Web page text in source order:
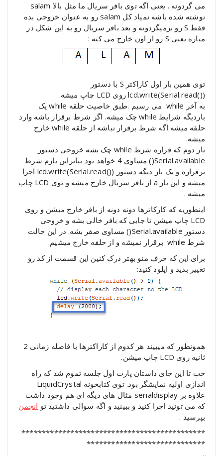
می گردونه . یعنی اگه توی بافر سریال ما مثل بالا salam
نوشته شده باشه نمیاد کل salam رو به عنوان خروجی بده
فقط S رو برمیگردونه و بعد بافر سریال رو به این شکل در
میاره یعنی S رو از اون خارج می کنه :
توی همین بار اول کاراکتر S با دستور
(()lcd.write(Serial.read روی LCD چاپ میشه.
به آخر while می رسیم .طبق خاصیت حلقه while یک
باردیگه شرایط while چک میشه. اگر شرط برقرار باشه وارد
حلقه میشه اگه شرط برقرار نباشه از حلقه while خارج
میشه.
بار دوم که قراره شرط while چک بشه خروجی دستور
Serial.available() مساوی 4 خواهد بود بنابراین بازم شرط
برقراره و یک بار دیگه دستور (()lcd.write(Serial.read اجرا
میشه و این بار a از بافر سریال خارج میشه و توی LCD چاپ
میشه .
اینطوریه که کارکاترها دونه دونه از بافر خارج میشن و روی
LCD چاپ میشن تا جایی که بافر خالی بشه و خروجی
دستور Serial.available() مساوی صفر بشه. در این حالت
شرط while برقرار نمیشه و از حلقه خارج میشیم.
برای این که حرف منو بهتر درک کنین این قسمت از کد رو
تغییر بدید و اپلود کنید:
همونطور که میبیند هر کدوم از کاراکترها با فاصله زمانی 2
ثانیه روی LCD چاپ میشن.
خب تا این جای داستان پارت اول جلسه تموم شد که راه
اندازی اولیه نمایشگر بود. توی کتابخونه LiquidCrystal
علاوه بر serialdisplay مثال های دیگه ای هم وجود داشت
که می تونید اجرا کنید و ببینید و اگه سوالی داشتید تو انجمن
بپرسید .
*********************************************
*****************************